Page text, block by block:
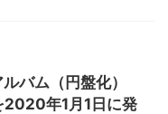
バム（円盤化）
2020年1月1日に発